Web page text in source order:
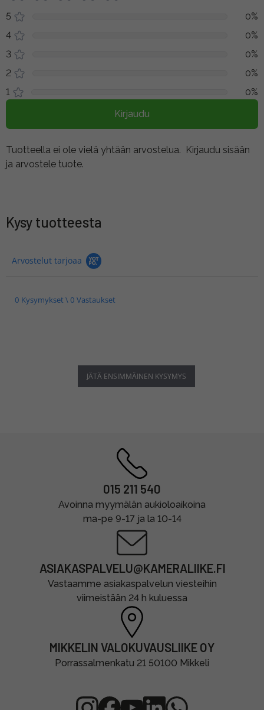
5
0%
4
0%
3
0%
2
0%
1
0%
Kirjaudu
Tuotteella ei ole vielä yhtään arvostelua. Kirjaudu sisään
ja arvostele tuote.
Kysy tuotteesta
Arvostelut tarjoaa
0 Kysymykset \ 0 Vastaukset
JÄTÄ ENSIMMÄINEN KYSYMYS
015 211 540
Avoinna myymälän aukioloaikoina
ma-pe 9-17 ja la 10-14
ASIAKASPALVELU@KAMERALIIKE.FI
Vastaamme asiakaspalvelun viesteihin
viimeistään 24 h kuluessa
MIKKELIN VALOKUVAUSLIIKE OY
Porrassalmenkatu 21 50100 Mikkeli